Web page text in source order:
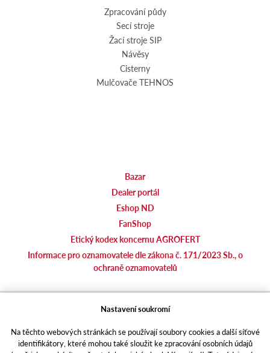
Zpracování půdy
Secí stroje
Žací stroje SIP
Návěsy
Cisterny
Mulčovače TEHNOS
Bazar
Dealer portál
Eshop ND
FanShop
Etický kodex koncernu AGROFERT
Informace pro oznamovatele dle zákona č. 171/2023 Sb., o
ochraně oznamovatelů
agrotec.cz
portal.caseklub.cz
shop.agrics.cz
Nastavení soukromí
Na těchto webových stránkách se používají soubory cookies a další síťové
identifikátory, které mohou také sloužit ke zpracování osobních údajů